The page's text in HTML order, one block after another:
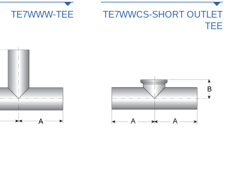
TE7WWCS-SHORT OUTLET
TEE
TE7WWW-TEE